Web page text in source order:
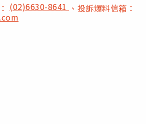
(02)6630-8641 、投訴爆料信箱：